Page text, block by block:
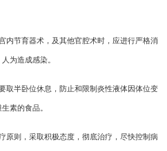
内节育器术，及其他官腔术时，应进行严格消
为造成感染。
取半卧位休息，防止和限制炎性液体因体位变
素的食品。
原则，采取积极态度，彻底治疗，尽快控制病